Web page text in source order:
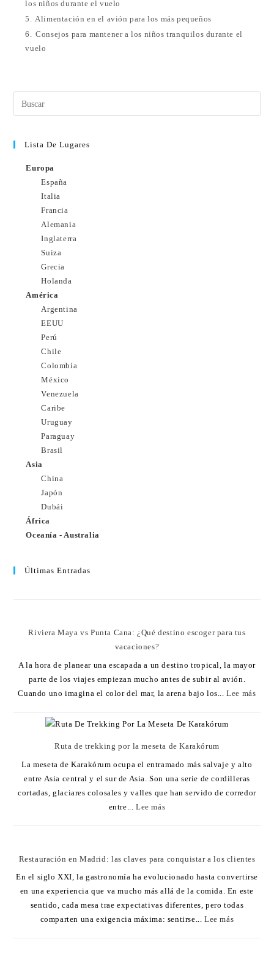
los niños durante el vuelo
5. Alimentación en el avión para los más pequeños
6. Consejos para mantener a los niños tranquilos durante el
vuelo
Lista De Lugares
Europa
España
Italia
Francia
Alemania
Inglaterra
Suiza
Grecia
Holanda
América
Argentina
EEUU
Perú
Chile
Colombia
México
Venezuela
Caribe
Uruguay
Paraguay
Brasil
Asia
China
Japón
Dubái
África
Oceanía - Australia
Últimas Entradas
Riviera Maya vs Punta Cana: ¿Qué destino escoger para tus
vacaciones?
A la hora de planear una escapada a un destino tropical, la mayor
parte de los viajes empiezan mucho antes de subir al avión.
Cuando uno imagina el color del mar, la arena bajo los...Lee más
Ruta de trekking por la meseta de Karakórum
La meseta de Karakórum ocupa el entramado más salvaje y alto
entre Asia central y el sur de Asia. Son una serie de cordilleras
cortadas, glaciares colosales y valles que han servido de corredor
entre...Lee más
Restauración en Madrid: las claves para conquistar a los clientes
En el siglo XXI, la gastronomía ha evolucionado hasta convertirse
en una experiencia que va mucho más allá de la comida. En este
sentido, cada mesa trae expectativas diferentes, pero todas
comparten una exigencia máxima: sentirse...Lee más